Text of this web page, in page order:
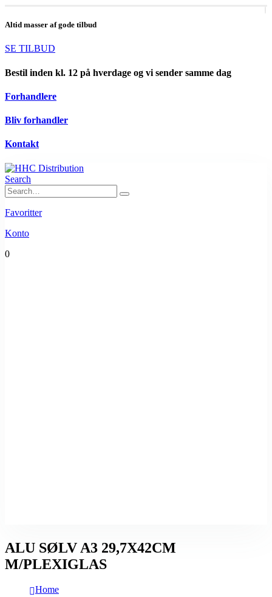
Altid masser af gode tilbud
SE TILBUD
Bestil inden kl. 12 på hverdage og vi sender samme dag
Forhandlere
Bliv forhandler
Kontakt
Search
Favoritter
Konto
0
ALU SØLV A3 29,7X42CM
M/PLEXIGLAS
Home